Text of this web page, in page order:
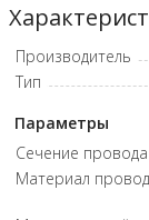
Сечение: 8
(OFC) •
Площадь
+65 °C • Длина
Производитель
Тип
Параметры
Сечение провода
Материал